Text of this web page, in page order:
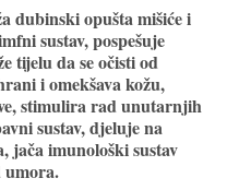
dubinski opušta mišiće i
sustav, pospešuje
tijelu da se očisti od
i omekšava kožu,
stimulira rad unutarnjih
sustav, djeluje na
jača imunološki sustav
umora.